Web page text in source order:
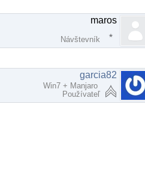
maros
Návštevník
garcia82
Win7 + Manjaro
Používateľ